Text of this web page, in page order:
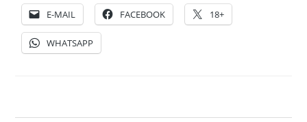
E-MAIL FACEBOOK 18+
WHATSAPP